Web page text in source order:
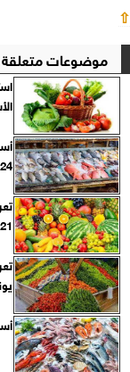
⇧
موضوعات متعلقة
24 يونيو 2021